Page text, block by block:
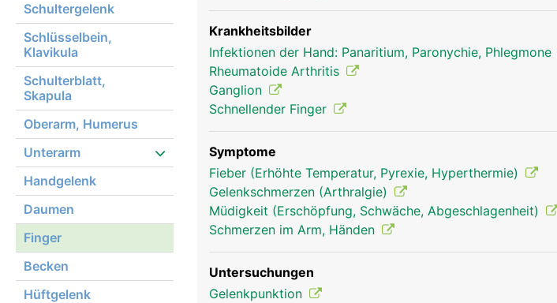
Schultergelenk
Schlüsselbein,
Klavikula
Schulterblatt,
Skapula
Oberarm, Humerus
Unterarm
Handgelenk
Daumen
Finger
Becken
Hüftgelenk
Finger Frau
Krankheitsbilder
Infektionen der Hand: Panaritium, Paronychie, Phlegmone
Rheumatoide Arthritis
Ganglion
Schnellender Finger
Symptome
Fieber (Erhöhte Temperatur, Pyrexie, Hyperthermie)
Gelenkschmerzen (Arthralgie)
Müdigkeit (Erschöpfung, Schwäche, Abgeschlagenheit)
Schmerzen im Arm, Händen
Untersuchungen
Gelenkpunktion